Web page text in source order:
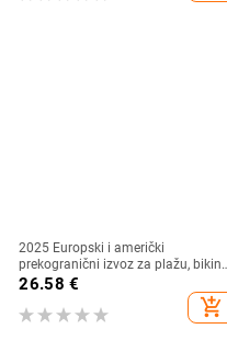
2025 Europski i američki
prekogranični izvoz za plažu, bikini
kupaći kostim s resicama, čista
26.58 €
add_shopping_cart